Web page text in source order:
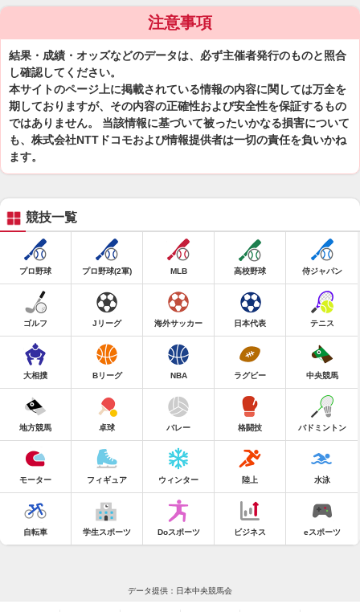
注意事項
結果・成績・オッズなどのデータは、必ず主催者発行のものと照合
し確認してください。
本サイトのページ上に掲載されている情報の内容に関しては万全を
期しておりますが、その内容の正確性および安全性を保証するもの
ではありません。 当該情報に基づいて被ったいかなる損害について
も、株式会社NTTドコモおよび情報提供者は一切の責任を負いかね
ます。
競技一覧
プロ野球 プロ野球(2軍) MLB 高校野球 侍ジャパン
ゴルフ Jリーグ 海外サッカー 日本代表 テニス
大相撲 Bリーグ NBA ラグビー 中央競馬
地方競馬 卓球 バレー 格闘技 バドミントン
モーター フィギュア ウィンター 陸上 水泳
自転車 学生スポーツ Doスポーツ ビジネス eスポーツ
データ提供：日本中央競馬会